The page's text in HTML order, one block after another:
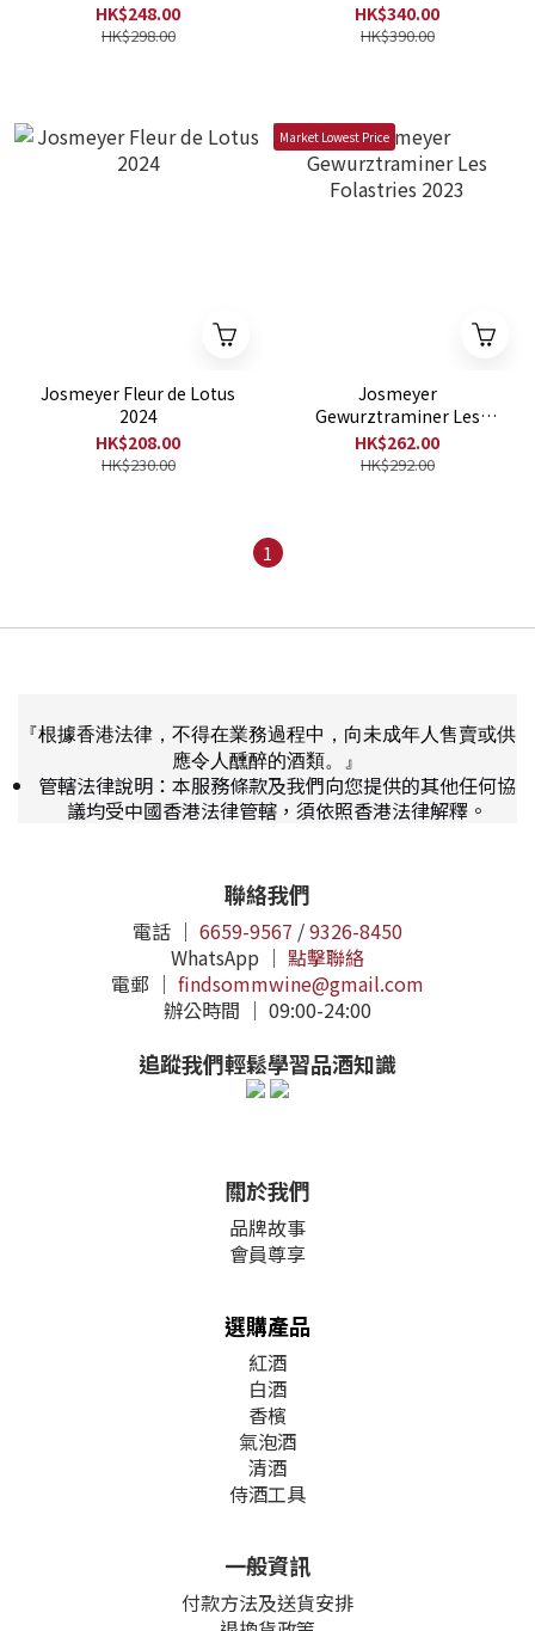
HK$248.00
HK$298.00
HK$340.00
HK$390.00
Josmeyer Fleur de Lotus
2024
HK$208.00
HK$230.00
Market Lowest Price
Josmeyer
Gewurztraminer Les
Folastries 2023
HK$262.00
HK$292.00
1
『根據香港法律，不得在業務過程中，向未成年人售賣或供
應令人醺醉的酒類。』
管轄法律說明：本服務條款及我們向您提供的其他任何協
議均受中國香港法律管轄，須依照香港法律解釋。
聯絡我們
電話 ｜ 6659-9567 /9326-8450
WhatsApp ｜ 點擊聯絡
電郵 ｜ findsommwine@gmail.com
辦公時間 ｜ 09:00-24:00
追蹤我們輕鬆學習品酒知識
關於我們
品牌故事
會員尊享
選購產品
紅酒
白酒
香檳
氣泡酒
清酒
侍酒工具
一般資訊
付款方法及送貨安排